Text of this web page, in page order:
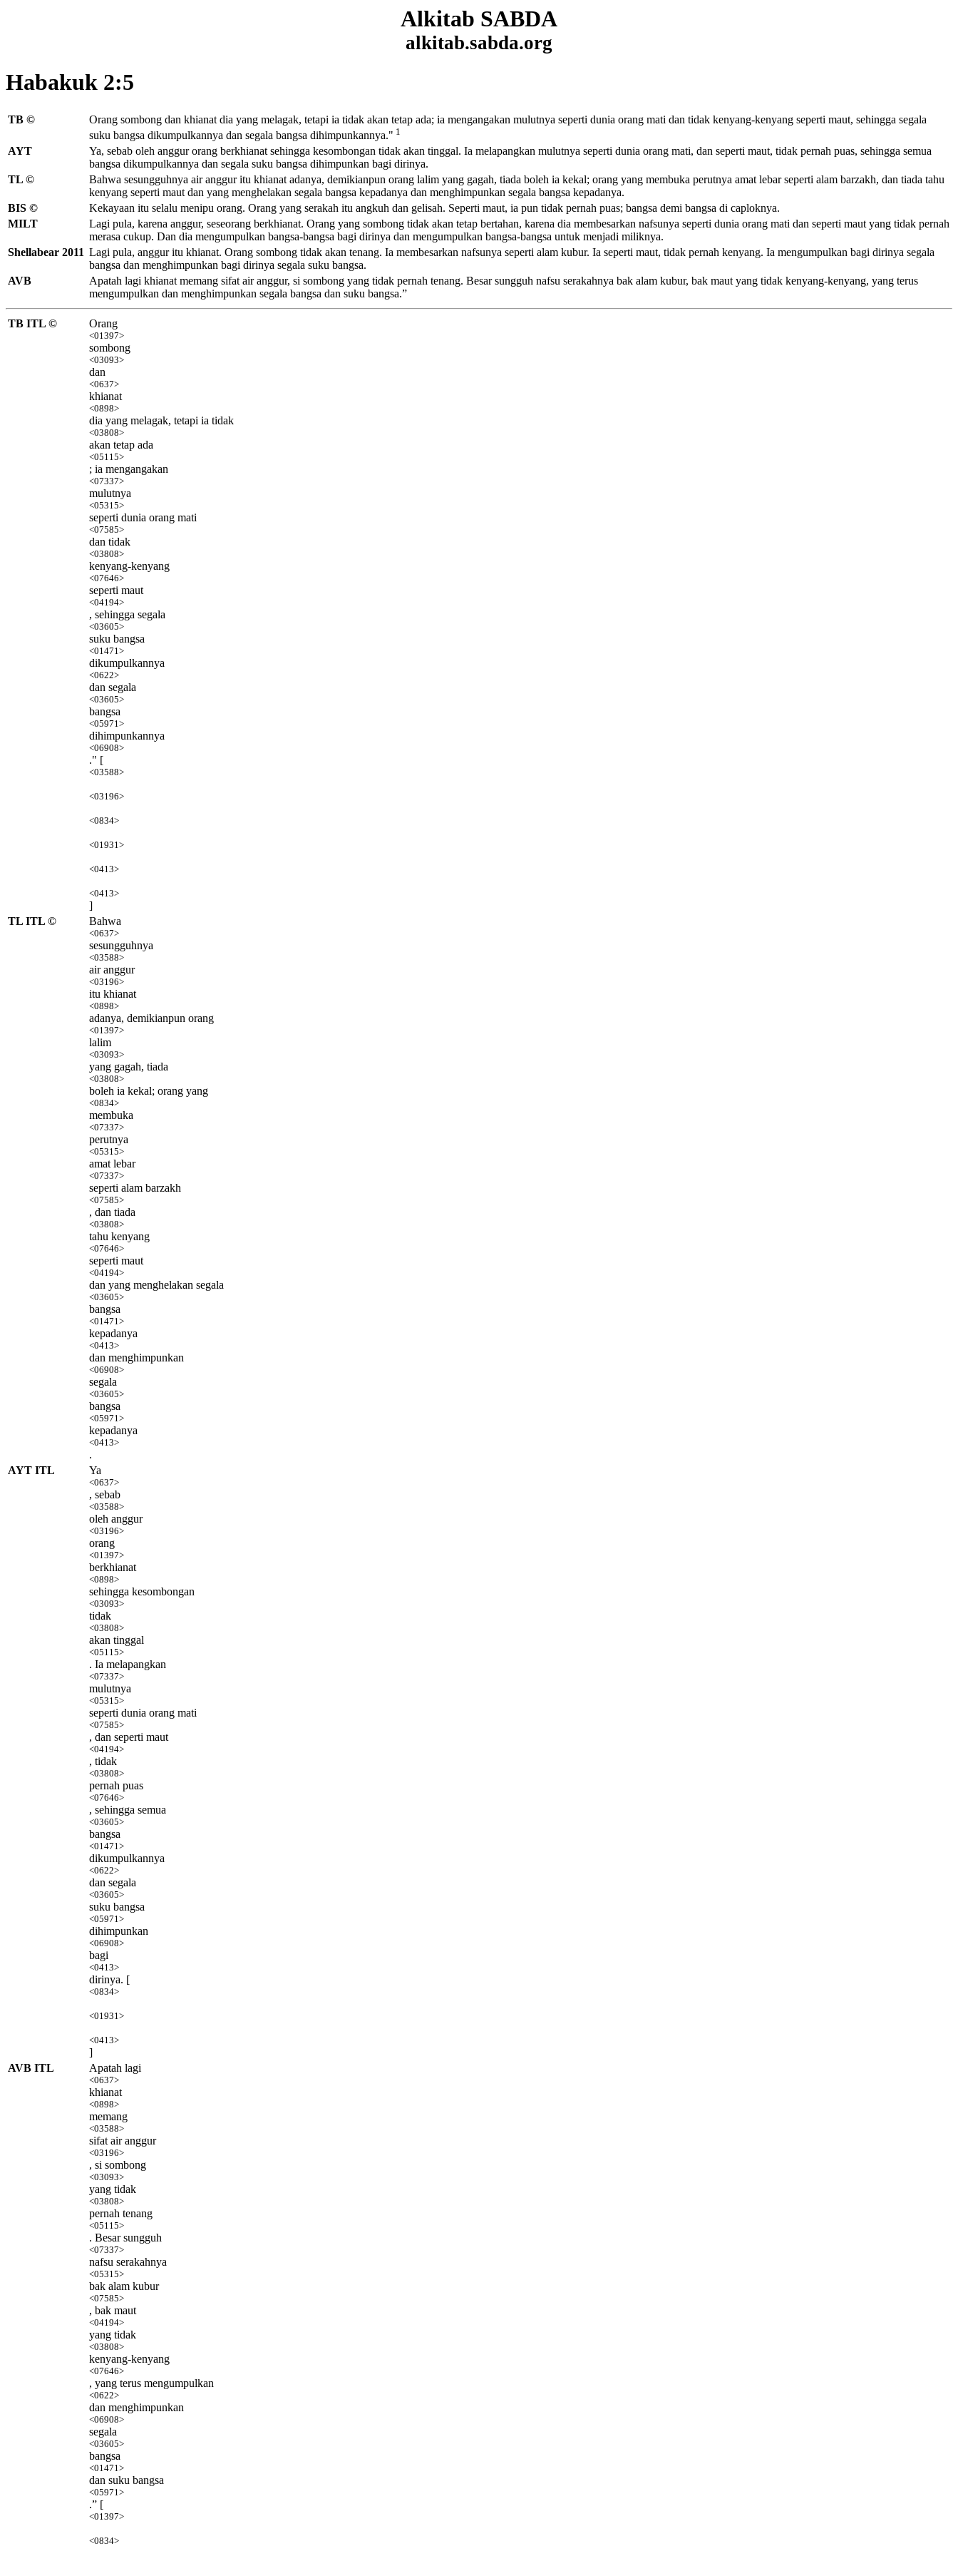
Alkitab SABDA
alkitab.sabda.org
Habakuk 2:5
TB © Orang sombong dan khianat dia yang melagak, tetapi ia tidak akan tetap ada; ia mengangakan mulutnya seperti dunia orang mati dan tidak kenyang-kenyang seperti maut, sehingga segala
suku bangsa dikumpulkannya dan segala bangsa dihimpunkannya." 1
AYT
Ya, sebab oleh anggur orang berkhianat sehingga kesombongan tidak akan tinggal. Ia melapangkan mulutnya seperti dunia orang mati, dan seperti maut, tidak pernah puas, sehingga semua
bangsa dikumpulkannya dan segala suku bangsa dihimpunkan bagi dirinya.
TL ©
Bahwa sesungguhnya air anggur itu khianat adanya, demikianpun orang lalim yang gagah, tiada boleh ia kekal; orang yang membuka perutnya amat lebar seperti alam barzakh, dan tiada tahu
kenyang seperti maut dan yang menghelakan segala bangsa kepadanya dan menghimpunkan segala bangsa kepadanya.
BIS ©
Kekayaan itu selalu menipu orang. Orang yang serakah itu angkuh dan gelisah. Seperti maut, ia pun tidak pernah puas; bangsa demi bangsa di caploknya.
MILT
Lagi pula, karena anggur, seseorang berkhianat. Orang yang sombong tidak akan tetap bertahan, karena dia membesarkan nafsunya seperti dunia orang mati dan seperti maut yang tidak pernah
merasa cukup. Dan dia mengumpulkan bangsa-bangsa bagi dirinya dan mengumpulkan bangsa-bangsa untuk menjadi miliknya.
Shellabear 2011 Lagi pula, anggur itu khianat. Orang sombong tidak akan tenang. Ia membesarkan nafsunya seperti alam kubur. Ia seperti maut, tidak pernah kenyang. Ia mengumpulkan bagi dirinya segala
bangsa dan menghimpunkan bagi dirinya segala suku bangsa.
AVB
Apatah lagi khianat memang sifat air anggur, si sombong yang tidak pernah tenang. Besar sungguh nafsu serakahnya bak alam kubur, bak maut yang tidak kenyang-kenyang, yang terus
mengumpulkan dan menghimpunkan segala bangsa dan suku bangsa.”
TB ITL © Orang
<01397>
sombong
<03093>
dan
<0637>
khianat
<0898>
dia yang melagak, tetapi ia tidak
<03808>
akan tetap ada
<05115>
; ia mengangakan
<07337>
mulutnya
<05315>
seperti dunia orang mati
<07585>
dan tidak
<03808>
kenyang-kenyang
<07646>
seperti maut
<04194>
, sehingga segala
<03605>
suku bangsa
<01471>
dikumpulkannya
<0622>
dan segala
<03605>
bangsa
<05971>
dihimpunkannya
<06908>
." [
<03588>
<03196>
<0834>
<01931>
<0413>
<0413>
]
TL ITL ©
Bahwa
<0637>
sesungguhnya
<03588>
air anggur
<03196>
itu khianat
<0898>
adanya, demikianpun orang
<01397>
lalim
<03093>
yang gagah, tiada
<03808>
boleh ia kekal; orang yang
<0834>
membuka
<07337>
perutnya
<05315>
amat lebar
<07337>
seperti alam barzakh
<07585>
, dan tiada
<03808>
tahu kenyang
<07646>
seperti maut
<04194>
dan yang menghelakan segala
<03605>
bangsa
<01471>
kepadanya
<0413>
dan menghimpunkan
<06908>
segala
<03605>
bangsa
<05971>
kepadanya
<0413>
.
AYT ITL
Ya
<0637>
, sebab
<03588>
oleh anggur
<03196>
orang
<01397>
berkhianat
<0898>
sehingga kesombongan
<03093>
tidak
<03808>
akan tinggal
<05115>
. Ia melapangkan
<07337>
mulutnya
<05315>
seperti dunia orang mati
<07585>
, dan seperti maut
<04194>
, tidak
<03808>
pernah puas
<07646>
, sehingga semua
<03605>
bangsa
<01471>
dikumpulkannya
<0622>
dan segala
<03605>
suku bangsa
<05971>
dihimpunkan
<06908>
bagi
<0413>
dirinya. [
<0834>
<01931>
<0413>
]
AVB ITL
Apatah lagi
<0637>
khianat
<0898>
memang
<03588>
sifat air anggur
<03196>
, si sombong
<03093>
yang tidak
<03808>
pernah tenang
<05115>
. Besar sungguh
<07337>
nafsu serakahnya
<05315>
bak alam kubur
<07585>
, bak maut
<04194>
yang tidak
<03808>
kenyang-kenyang
<07646>
, yang terus mengumpulkan
<0622>
dan menghimpunkan
<06908>
segala
<03605>
bangsa
<01471>
dan suku bangsa
<05971>
.” [
<01397>
<0834>